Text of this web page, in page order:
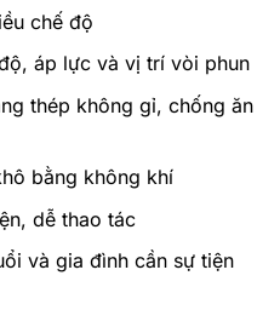
chế độ
áp lực và vị trí vòi phun
thép không gỉ, chống ăn
bằng không khí
dễ thao tác
và gia đình cần sự tiện